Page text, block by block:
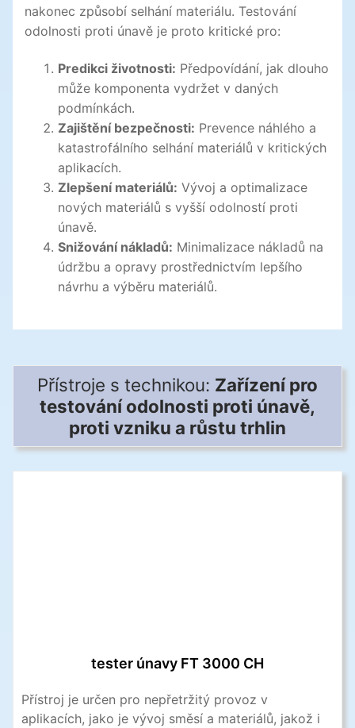
nakonec způsobí selhání materiálu. Testování
odolnosti proti únavě je proto kritické pro:
Predikci životnosti: Předpovídání, jak dlouho
může komponenta vydržet v daných
podmínkách.
Zajištění bezpečnosti: Prevence náhlého a
katastrofálního selhání materiálů v kritických
aplikacích.
Zlepšení materiálů: Vývoj a optimalizace
nových materiálů s vyšší odolností proti
únavě.
Snižování nákladů: Minimalizace nákladů na
údržbu a opravy prostřednictvím lepšího
návrhu a výběru materiálů.
Přístroje s technikou: Zařízení pro
testování odolnosti proti únavě,
proti vzniku a růstu trhlin
tester únavy FT 3000 CH
Přístroj je určen pro nepřetržitý provoz v
aplikacích, jako je vývoj směsí a materiálů, jakož i